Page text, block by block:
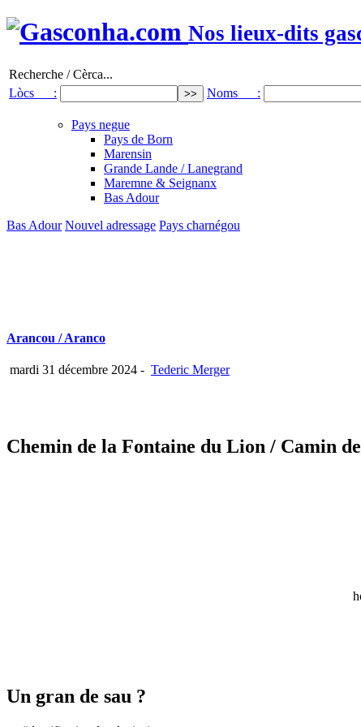
Nos lieux-dits
Recherche / Cèrca...
Lòcs :
Noms :
Pays negue
Pays de Born
Marensin
Grande Lande / Lanegrand
Maremne & Seignanx
Bas Adour
Bas Adour Nouvel adressage Pays charnégou
Arancou / Aranco
mardi 31 décembre 2024 - Tederic Merger
Chemin de la Fontaine du Lion / Camin
Un gran de sau ?